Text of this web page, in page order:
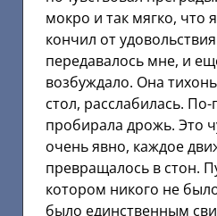
мокро и так мягко, что
кончил от
передавалось мне, и
возбуждало. Она
стол, расслабилась.
пробирала дрожь. Это
очень явно, каждое
превращалось в стон.
котором никого не
было единственным